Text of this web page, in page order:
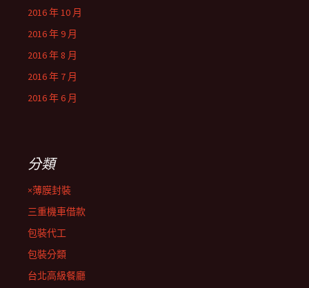
2016 年 10 月
2016 年 9 月
2016 年 8 月
2016 年 7 月
2016 年 6 月
分類
×薄膜封裝
三重機車借款
包裝代工
包裝分類
台北高級餐廳